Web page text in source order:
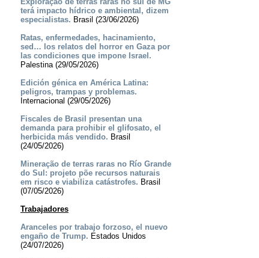
terá impacto hídrico e ambiental, dizem
especialistas. Brasil (23/06/2026)
Ratas, enfermedades, hacinamiento,
sed… los relatos del horror en Gaza por
las condiciones que impone Israel.
Palestina (29/05/2026)
Edición génica en América Latina:
peligros, trampas y problemas.
Internacional (29/05/2026)
Fiscales de Brasil presentan una
demanda para prohibir el glifosato, el
herbicida más vendido. Brasil
(24/05/2026)
Mineração de terras raras no Río Grande
do Sul: projeto põe recursos naturais
em risco e viabiliza catástrofes. Brasil
(07/05/2026)
Trabajadores
Aranceles por trabajo forzoso, el nuevo
engaño de Trump. Estados Unidos
(24/07/2026)